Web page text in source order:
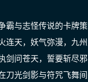
霸与志怪传说的卡牌
连天，妖气弥漫，九
剑问苍天，誓要斩尽
刀光剑影与符咒飞舞